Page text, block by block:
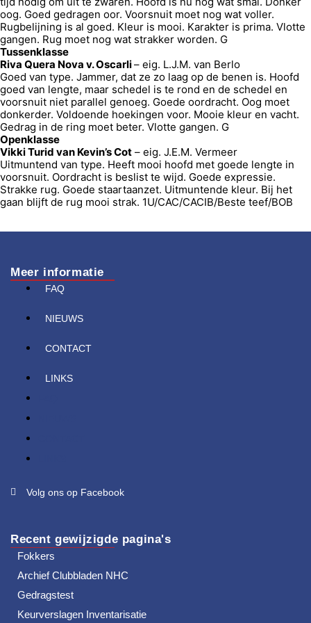
oog. Goed gedragen oor. Voorsnuit moet nog wat voller.
Rugbelijning is al goed. Kleur is mooi. Karakter is prima. Vlotte
gangen. Rug moet nog wat strakker worden. G
Tussenklasse
Riva Quera Nova v. Oscarli– eig. L.J.M. van Berlo
Goed van type. Jammer, dat ze zo laag op de benen is. Hoofd
goed van lengte, maar schedel is te rond en de schedel en
voorsnuit niet parallel genoeg. Goede oordracht. Oog moet
donkerder. Voldoende hoekingen voor. Mooie kleur en vacht.
Gedrag in de ring moet beter. Vlotte gangen. G
Openklasse
Vikki Turid van Kevin’s Cot – eig. J.E.M. Vermeer
Uitmuntend van type. Heeft mooi hoofd met goede lengte in
voorsnuit. Oordracht is beslist te wijd. Goede expressie.
Strakke rug. Goede staartaanzet. Uitmuntende kleur. Bij het
gaan blijft de rug mooi strak. 1U/CAC/CACIB/Beste teef/BOB
Meer informatie
FAQ
NIEUWS
CONTACT
LINKS
Volg ons op Facebook
Recent gewijzigde pagina's
Fokkers
Archief Clubbladen NHC
Gedragstest
Keurverslagen Inventarisatie